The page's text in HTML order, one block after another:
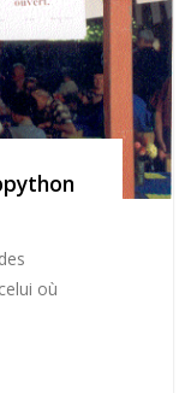
où